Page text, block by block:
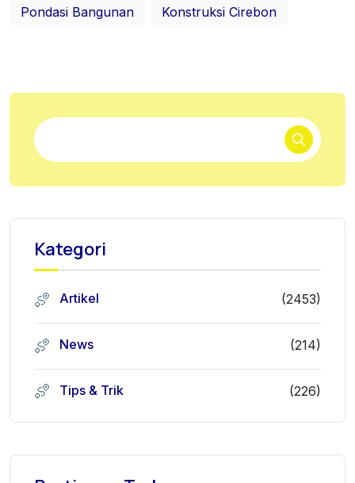
Pondasi Bangunan Konstruksi Cirebon
Kategori
Artikel (2453)
News (214)
Tips & Trik (226)